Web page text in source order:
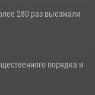
280 раз выезжали
порядка и